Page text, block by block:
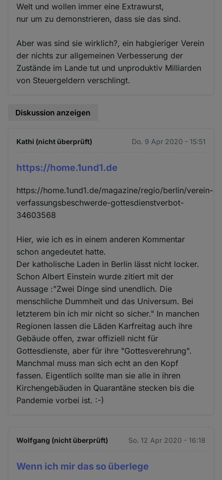
Welt und wollen immer eine Extrawurst,
nur um zu demonstrieren, dass sie das sind.
Aber was sind sie wirklich?, ein habgieriger Verein
der nichts zur allgemeinen Verbesserung der
Zustände im Lande tut und unproduktiv Milliarden
von Steuergeldern verschlingt.
Diskussion anzeigen
Kathi (nicht überprüft) Do. 9 Apr 2020 - 15:51
https://home.1und1.de
https://home.1und1.de/magazine/regio/berlin/verein-
verfassungsbeschwerde-gottesdienstverbot-
34603568
Hier, wie ich es in einem anderen Kommentar
schon angedeutet hatte.
Der katholische Laden in Berlin lässt nicht locker.
Schon Albert Einstein wurde zitiert mit der
Aussage :"Zwei Dinge sind unendlich. Die
menschliche Dummheit und das Universum. Bei
letzterem bin ich mir nicht so sicher." In manchen
Regionen lassen die Läden Karfreitag auch ihre
Gebäude offen, zwar offiziell nicht für
Gottesdienste, aber für ihre "Gottesverehrung".
Manchmal muss man sich echt an den Kopf
fassen. Eigentlich sollte man sie alle in ihren
Kirchengebäuden in Quarantäne stecken bis die
Pandemie vorbei ist. :-)
Wolfgang (nicht überprüft) So. 12 Apr 2020 - 16:18
Wenn ich mir das so überlege